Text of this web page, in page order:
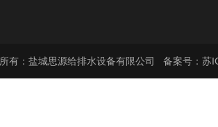
有：盐城思源给排水设备有限公司 备案号：苏